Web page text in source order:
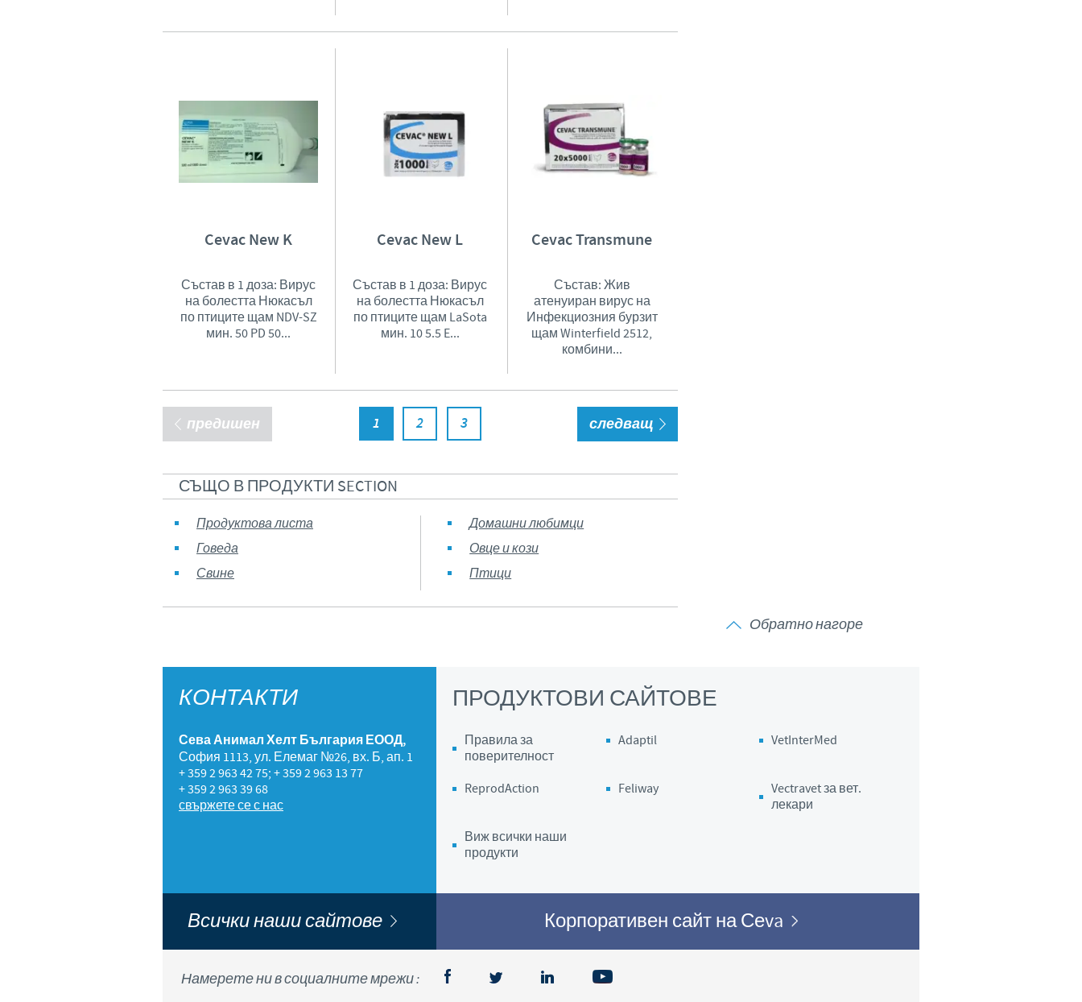
Cevac New K
Състав в 1 доза: Вирус
на болестта Нюкасъл
по птиците щам NDV-SZ
мин. 50 PD 50...
Cevac New L
Състав в 1 доза: Вирус
на болестта Нюкасъл
по птиците щам LaSota
мин. 10 5.5 E...
Cevac Transmune
Състав: Жив
атенуиран вирус на
Инфекциозния бурзит
щам Winterfield 2512,
комбини...
предишен 1 2 3 следващ
СЪЩО В ПРОДУКТИ SECTION
Продуктова листа
Домашни любимци
Говеда
Овце и кози
Свине
Птици
Обратно нагоре
КОНТАКТИ
Сева Анимал Хелт България ЕООД,
София 1113, ул. Елемаг №26, вх. Б, ап. 1
+ 359 2 963 42 75; + 359 2 963 13 77
+ 359 2 963 39 68
свържете се с нас
ПРОДУКТОВИ САЙТОВЕ
Правила за
поверителност
Adaptil VetInterMed
ReprodAction Feliway
Vectravet за вет.
лекари
Виж всички наши
продукти
Всички наши сайтове Корпоративен сайт на Сеva
Намерете ни в социалните мрежи :